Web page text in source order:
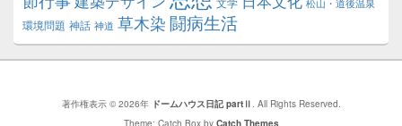
松山・道後温泉
環境問題 神話 神道 草木染 闘病生活
著作権表示 © 2026年 ドームハウス日記 partⅡ . All Rights Reserved.